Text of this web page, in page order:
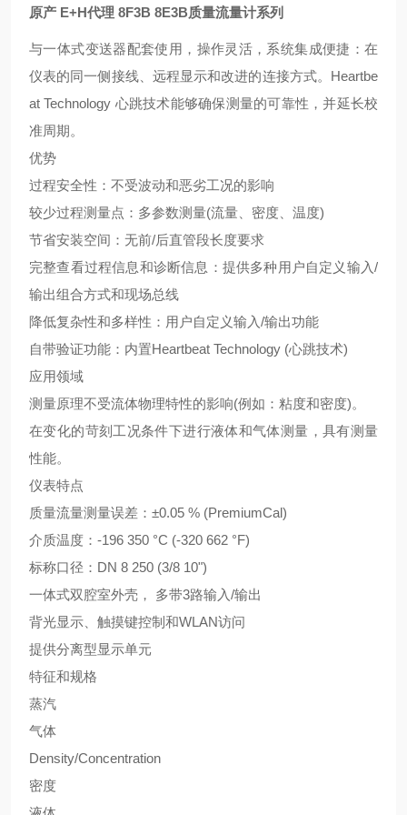
原产 E+H代理 8F3B 8E3B质量流量计系列
与一体式变送器配套使用，操作灵活，系统集成便捷：在
仪表的同一侧接线、远程显示和改进的连接方式。Heartbe
at Technology 心跳技术能够确保测量的可靠性，并延长校
准周期。
优势
过程安全性：不受波动和恶劣工况的影响
较少过程测量点：多参数测量(流量、密度、温度)
节省安装空间：无前/后直管段长度要求
完整查看过程信息和诊断信息：提供多种用户自定义输入/
输出组合方式和现场总线
降低复杂性和多样性：用户自定义输入/输出功能
自带验证功能：内置Heartbeat Technology (心跳技术)
应用领域
测量原理不受流体物理特性的影响(例如：粘度和密度)。
在变化的苛刻工况条件下进行液体和气体测量，具有测量
性能。
仪表特点
质量流量测量误差：±0.05 % (PremiumCal)
介质温度：-196 350 °C (-320 662 °F)
标称口径：DN 8 250 (3/8 10")
一体式双腔室外壳， 多带3路输入/输出
背光显示、触摸键控制和WLAN访问
提供分离型显示单元
特征和规格
蒸汽
气体
Density/Concentration
密度